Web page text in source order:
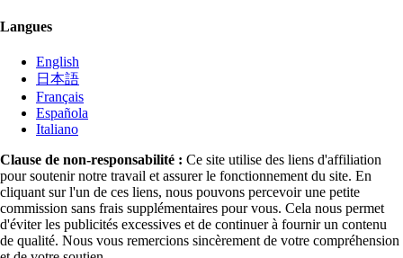
Langues
English
日本語
Français
Española
Italiano
Clause de non-responsabilité : Ce site utilise des liens d'affiliation
pour soutenir notre travail et assurer le fonctionnement du site. En
cliquant sur l'un de ces liens, nous pouvons percevoir une petite
commission sans frais supplémentaires pour vous. Cela nous permet
d'éviter les publicités excessives et de continuer à fournir un contenu
de qualité. Nous vous remercions sincèrement de votre compréhension